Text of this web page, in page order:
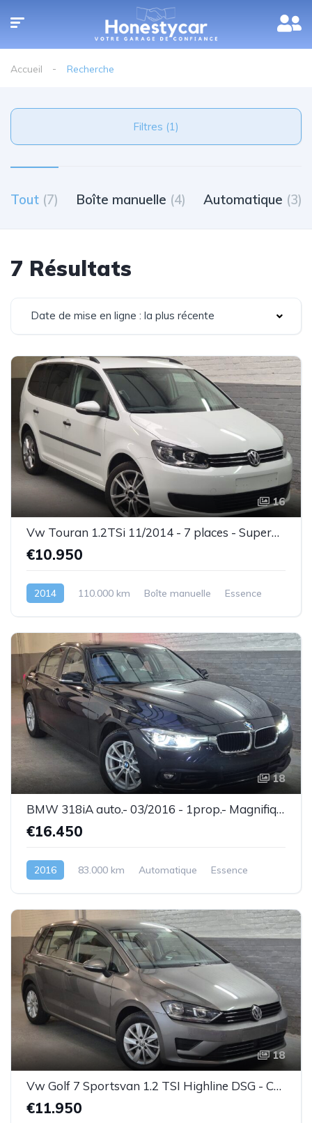
Accueil Recherche
Filtres (1)
Tout (7) Boîte manuelle (4) Automatique (3)
7 Résultats
Date de mise en ligne : la plus récente
16
Vw Touran 1.2TSi 11/2014 - 7 places - Superbe état - Garantie
€10.950
2014 110.000 km Boîte manuelle Essence
18
BMW 318iA auto.- 03/2016 - 1prop.- Magnifique état ! - Garantie
€16.450
2016 83.000 km Automatique Essence
18
Vw Golf 7 Sportsvan 1.2 TSI Highline DSG - Cuir-1prop.- Garantie
€11.950